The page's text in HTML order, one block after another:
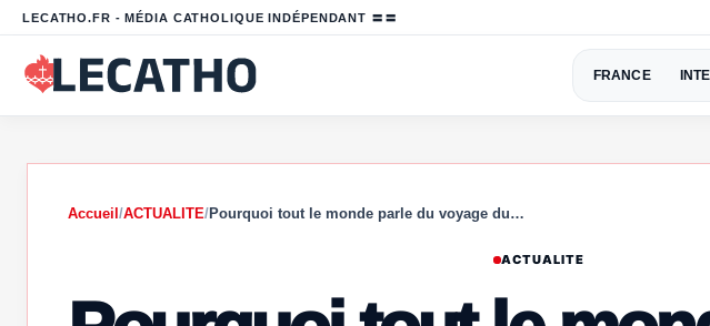
LECATHO.FR - MÉDIA CATHOLIQUE INDÉPENDANT 〓〓
FRANCE
Accueil /ACTUALITE/Pourquoi tout le monde parle du voyage du…
ACTUALITE